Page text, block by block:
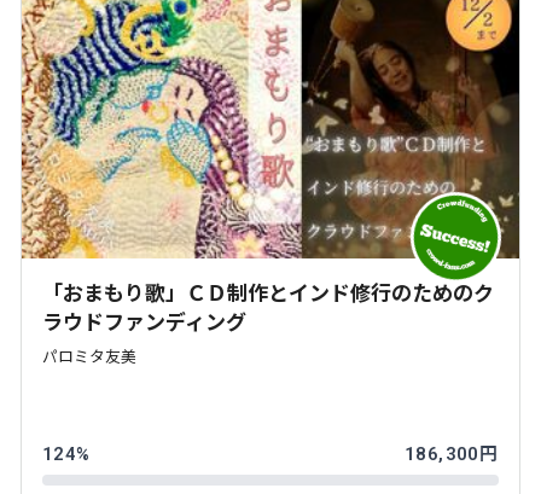
「おまもり歌」ＣＤ制作とインド修行のためのク
ラウドファンディング
パロミタ友美
124% 186,300円